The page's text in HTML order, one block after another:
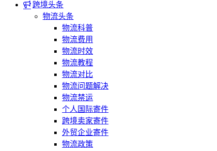
跨境头条
物流头条
物流科普
物流费用
物流时效
物流教程
物流对比
物流问题解决
物流禁运
个人国际寄件
跨境卖家寄件
外贸企业寄件
物流政策